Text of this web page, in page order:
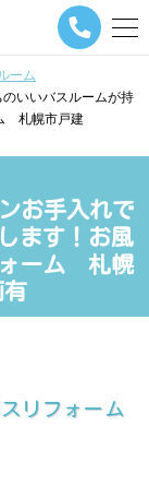
メ
ー
ゲ
ョ
ン
ボ
タ
ーム
いいバスルームが持
札幌市戸建
お手入れで
ます！お風
ォーム 札幌
リフォーム